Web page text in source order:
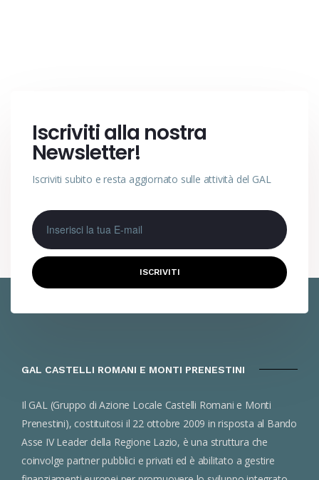
Iscriviti alla nostra
Newsletter!
Iscriviti subito e resta aggiornato sulle attività del GAL
ISCRIVITI
GAL CASTELLI ROMANI E MONTI PRENESTINI
Il GAL (Gruppo di Azione Locale Castelli Romani e Monti
Prenestini), costituitosi il 22 ottobre 2009 in risposta al Bando
Asse IV Leader della Regione Lazio, è una struttura che
coinvolge partner pubblici e privati ed è abilitato a gestire